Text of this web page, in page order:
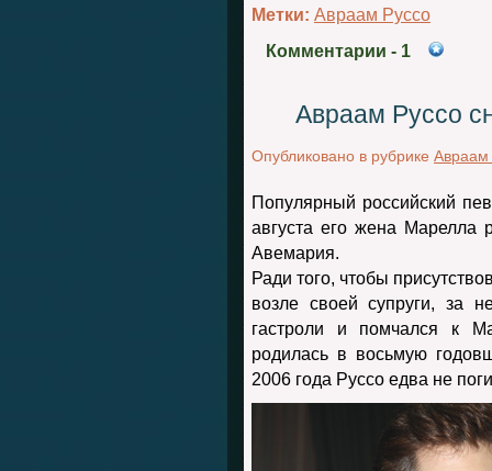
Метки: Авраам Руссо
Комментарии - 1
Авраам Руссо
Опубликовано в рубрике Авраам
Популярный российский
августа его жена Марелла
Авемария.
Ради того, чтобы
возле своей супруги, за
гастроли и помчался к
родилась в восьмую
2006 года Руссо едва не